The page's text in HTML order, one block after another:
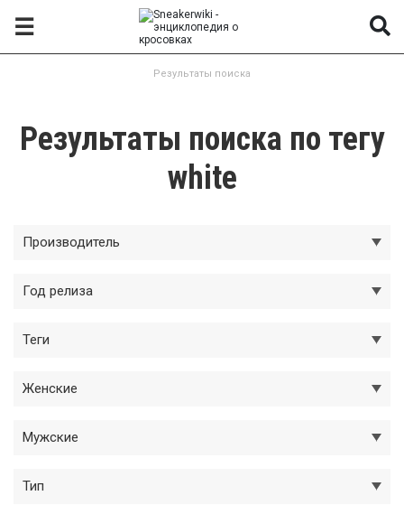
☰
Результаты поиска
Результаты поиска по тегу
white
Производитель
Год релиза
Теги
Женские
Мужские
Тип